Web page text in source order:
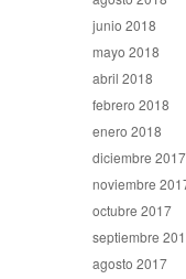
junio 2018
mayo 2018
abril 2018
febrero 2018
enero 2018
diciembre 2017
noviembre
octubre 2017
septiembre
agosto 2017